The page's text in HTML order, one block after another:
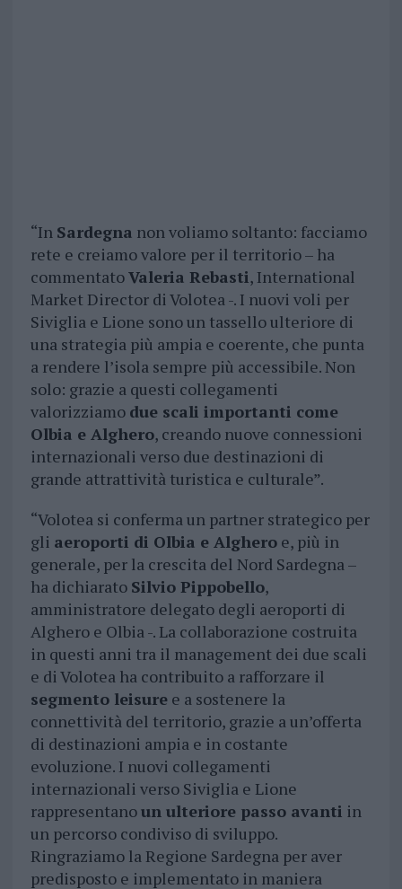
“In Sardegna non voliamo soltanto: facciamo
rete e creiamo valore per il territorio – ha
commentatoValeria Rebasti, International
Market Director di Volotea -. I nuovi voli per
Siviglia e Lione sono un tassello ulteriore di
una strategia più ampia e coerente, che punta
a rendere l’isola sempre più accessibile. Non
solo: grazie a questi collegamenti
valorizziamo due scali importanti come
Olbia e Alghero, creando nuove connessioni
internazionali verso due destinazioni di
grande attrattività turistica e culturale”.
“Volotea si conferma un partner strategico per
gli aeroporti di Olbia e Algheroe, più in
generale, per la crescita del Nord Sardegna –
ha dichiarato Silvio Pippobello,
amministratore delegato degli aeroporti di
Alghero e Olbia -. La collaborazione costruita
in questi anni tra il management dei due scali
e di Volotea ha contribuito a rafforzare il
segmento leisuree a sostenere la
connettività del territorio, grazie a un’offerta
di destinazioni ampia e in costante
evoluzione. I nuovi collegamenti
internazionali verso Siviglia e Lione
rappresentanoun ulteriore passo avanti in
un percorso condiviso di sviluppo.
Ringraziamo la Regione Sardegna per aver
predisposto e implementato in maniera